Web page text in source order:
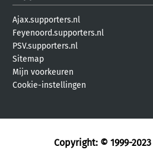
Ajax.supporters.nl
Feyenoord.supporters.nl
PSV.supporters.nl
Sitemap
Mijn voorkeuren
Cookie-instellingen
Copyright: © 1999-2023